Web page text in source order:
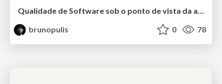
Qualidade de Software sob o ponto de vista da acessibilidade
brunopulis
0 78